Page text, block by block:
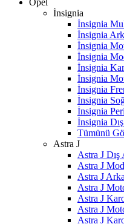
Opel
İnsignia
İnsignia
İnsignia
İnsignia
İnsignia
İnsignia
İnsignia
İnsignia
İnsignia
İnsignia
İnsignia
Tümünü
Astra J
Astra J Dış
Astra J
Astra J
Astra J
Astra J
Astra J
Astra J